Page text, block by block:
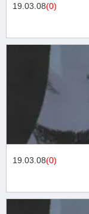
19.03.08(0)
19.03.08(0)